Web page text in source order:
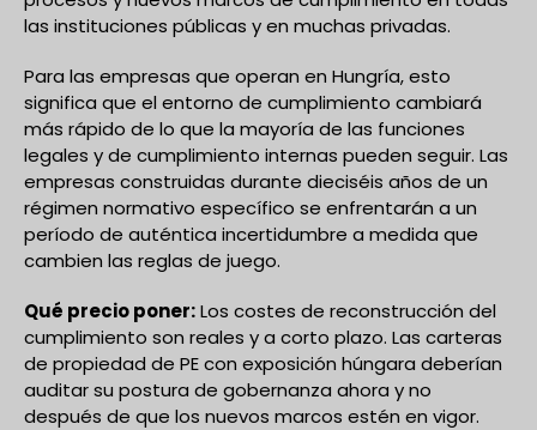
las instituciones públicas y en muchas privadas.
Para las empresas que operan en Hungría, esto
significa que el entorno de cumplimiento cambiará
más rápido de lo que la mayoría de las funciones
legales y de cumplimiento internas pueden seguir. Las
empresas construidas durante dieciséis años de un
régimen normativo específico se enfrentarán a un
período de auténtica incertidumbre a medida que
cambien las reglas de juego.
Qué precio poner:Los costes de reconstrucción del
cumplimiento son reales y a corto plazo. Las carteras
de propiedad de PE con exposición húngara deberían
auditar su postura de gobernanza ahora y no
después de que los nuevos marcos estén en vigor.